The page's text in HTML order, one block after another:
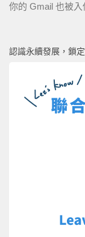
你的 Gmail 也被入
認識永續發展，鎖定